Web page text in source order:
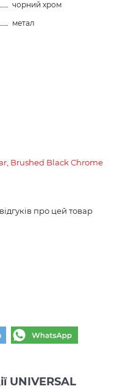
чорний хром
метал
Brushed Black Chrome
про цей товар
UNIVERSAL